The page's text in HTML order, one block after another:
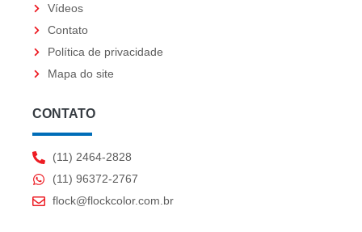
Vídeos
Contato
Política de privacidade
Mapa do site
CONTATO
(11) 2464-2828
(11) 96372-2767
flock@flockcolor.com.br